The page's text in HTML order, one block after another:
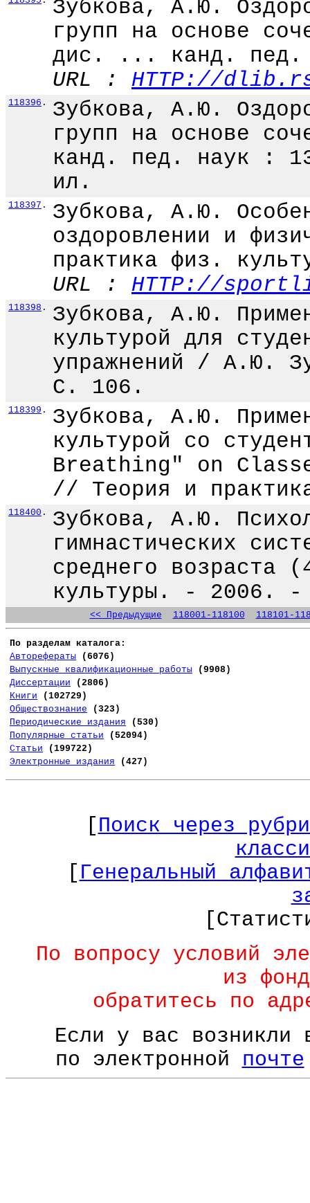
Зубкова, А.Ю.
групп на основе
дис. ... канд. пед.
URL : HTTP://
118396 .
Зубкова, А.Ю.
групп на основе
канд. пед. наук :
ил.
118397 .
Зубкова, А.Ю.
оздоровлении и
практика физ.
URL : HTTP://
118398 .
Зубкова, А.Ю.
культурой для
упражнений / А.Ю.
С. 106.
118399 .
Зубкова, А.Ю.
культурой со
Breathing" on
// Теория и
118400 .
Зубкова, А.Ю.
гимнастических
среднего
культуры. -
<< Предыдущие 118001-118100 118101-
По разделам каталога:
Авторефераты
(6076)
Выпускные квалификационные работы
(9908)
Диссертации
(2806)
Книги
(102729)
Обществознание
(323)
Периодические издания
(530)
Популярные статьи
(52094)
Статьи
(199722)
Электронные издания
(427)
[Поиск через
[ Генеральный
По вопросу условий
из
обратитесь по
Если у вас возникли
по электронной почте